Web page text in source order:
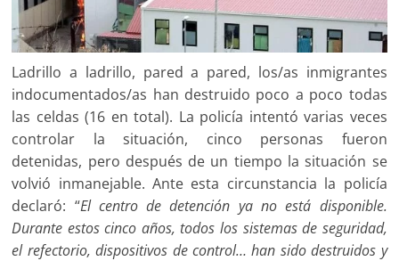
Ladrillo a ladrillo, pared a pared, los/as inmigrantes
indocumentados/as han destruido poco a poco todas
las celdas (16 en total). La policía intentó varias veces
controlar la situación, cinco personas fueron
detenidas, pero después de un tiempo la situación se
volvió inmanejable. Ante esta circunstancia la policía
declaró: “El centro de detención ya no está disponible.
Durante estos cinco años, todos los sistemas de seguridad,
el refectorio, dispositivos de control… han sido destruidos y